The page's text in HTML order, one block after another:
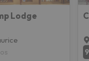
Lodge